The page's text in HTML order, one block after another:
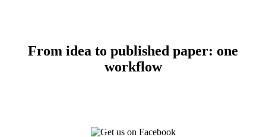
From idea to published paper: one
workflow